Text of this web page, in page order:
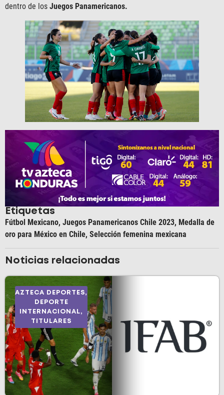
dentro de los Juegos Panamericanos.
Etiquetas
Fútbol Mexicano, Juegos Panamericanos Chile 2023, Medalla de
oro para México en Chile, Selección femenina mexicana
Noticias relacionadas
AZTECA DEPORTES,
DEPORTE
INTERNACIONAL,
TITULARES